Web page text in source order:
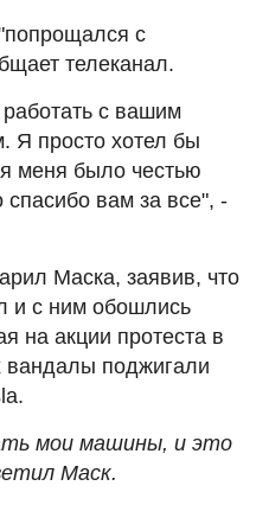
с
телеканал.
с вашим
Я просто хотел бы
меня было честью
спасибо вам за все", -
Маска, заявив, что
и с ним обошлись
на акции протеста в
поджигали
мои машины, и это
Маск.